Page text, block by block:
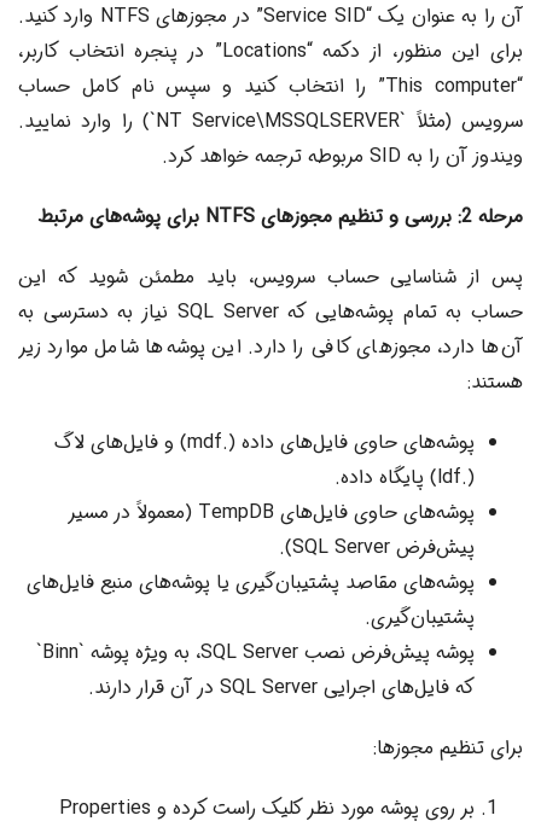
آن را به عنوان یک “Service SID” در مجوزهای NTFS وارد کنید.
برای این منظور، از دکمه “Locations” در پنجره انتخاب کاربر،
“This computer” را انتخاب کنید و سپس نام کامل حساب
سرویس (مثلاً `NT Service\MSSQLSERVER`) را وارد نمایید.
ویندوز آن را به SID مربوطه ترجمه خواهد کرد.
مرحله 2: بررسی و تنظیم مجوزهای NTFS برای پوشه‌های مرتبط
پس از شناسایی حساب سرویس، باید مطمئن شوید که این
حساب به تمام پوشه‌هایی که SQL Server نیاز به دسترسی به
آن‌ها دارد، مجوزهای کافی را دارد. این پوشه‌ها شامل موارد زیر
هستند:
پوشه‌های حاوی فایل‌های داده (.mdf) و فایل‌های لاگ
(.ldf) پایگاه داده.
پوشه‌های حاوی فایل‌های TempDB (معمولاً در مسیر
پیش‌فرض SQL Server).
پوشه‌های مقاصد پشتیبان‌گیری یا پوشه‌های منبع فایل‌های
پشتیبان‌گیری.
پوشه پیش‌فرض نصب SQL Server، به ویژه پوشه `Binn`
که فایل‌های اجرایی SQL Server در آن قرار دارند.
برای تنظیم مجوزها:
بر روی پوشه مورد نظر کلیک راست کرده و Properties